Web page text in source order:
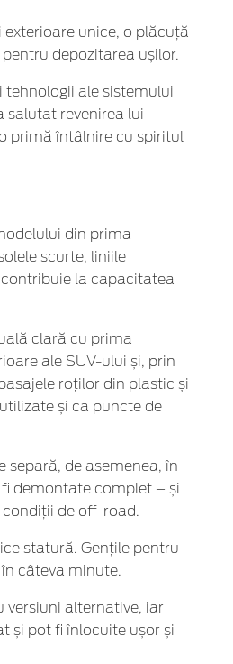
unice, o plăcuță
depozitarea ușilor.
tehnologii ale sistemului
salutat revenirea lui
primă întâlnire cu spiritul
din prima
scurte, liniile
la capacitatea
clară cu prima
ale SUV-ului și, prin
roților din plastic și
și ca puncte de
de asemenea, în
demontate complet – și
de off-road.
statură. Gențile pentru
câteva minute.
versiuni alternative, iar
și pot fi înlocuite ușor și